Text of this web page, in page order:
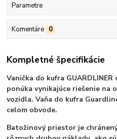
Parametre
Komentáre 0
Kompletné špecifikácie
Vanička do kufra
ponúka vynikajúce riešenie na
vozidla. Vaňa do kufra
celom obvode.
Batožinový priestor je